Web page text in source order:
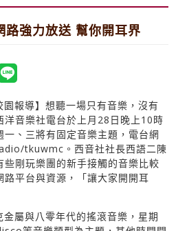
路強力放送 幫你開耳界
園報導】想聽一場只有音樂，沒有
洋音樂社電台於上月28日晚上10時
一、三將有固定音樂主題，電台網
tkuwmc。西音社社長西語二陳
些剛玩樂團的新手接觸的音樂比較
路平台與資源，「讓大家開開耳
屬與八零年代的搖滾音樂，星期